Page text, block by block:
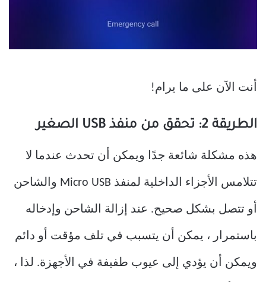
أنت الآن على ما يرام!
الطريقة 2: تحقق من منفذ USB الصغير
هذه مشكلة شائعة جدًا ويمكن أن تحدث عندما لا
تتلامس الأجزاء الداخلية لمنفذ Micro USB والشاحن
أو تتصل بشكل صحيح. عند إزالة الشاحن وإدخاله
باستمرار ، يمكن أن يتسبب في تلف مؤقت أو دائم
ويمكن أن يؤدي إلى عيوب طفيفة في الأجهزة. لذا ،